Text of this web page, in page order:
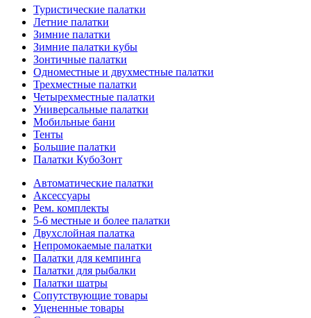
Туристические палатки
Летние палатки
Зимние палатки
Зимние палатки кубы
Зонтичные палатки
Одноместные и двухместные палатки
Трехместные палатки
Четырехместные палатки
Универсальные палатки
Мобильные бани
Тенты
Большие палатки
Палатки КубоЗонт
Автоматические палатки
Аксессуары
Рем. комплекты
5-6 местные и более палатки
Двухслойная палатка
Непромокаемые палатки
Палатки для кемпинга
Палатки для рыбалки
Палатки шатры
Сопутствующие товары
Уцененные товары